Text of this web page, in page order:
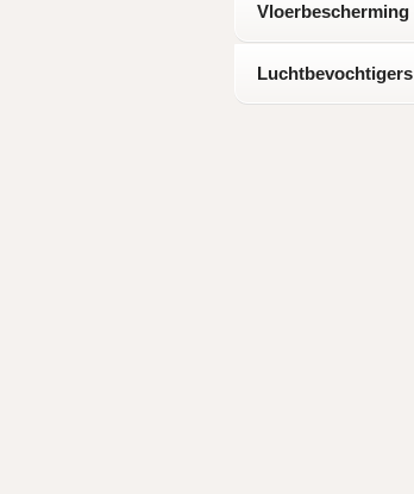
Vloerbescherming
Luchtbevochtigers